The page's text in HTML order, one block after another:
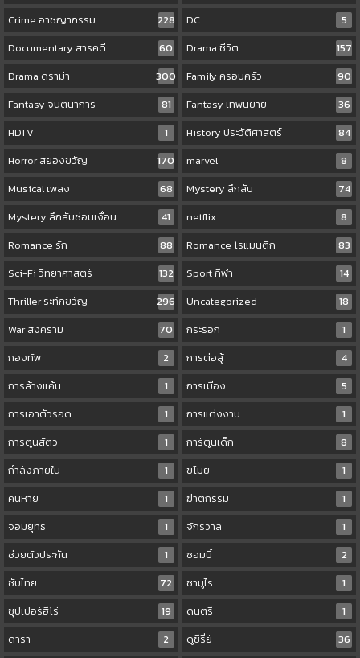
Crime อาชญากรรม
228 DC
5
Documentary สารคดี
60 Drama ชีวิต
157
Drama ดราม่า
300 Family ครอบครัว
90
Fantasy จินตนาการ
81 Fantasy เทพนิยาย
36
HDTV
1 History ประวัติศาสตร์
84
Horror สยองขวัญ
170 marvel
8
Musical เพลง
68 Mystery ลึกลับ
74
Mystery ลึกลับซ่อนเงื่อน
41 netflix
8
Romance รัก
88 Romance โรแมนติก
83
Sci-Fi วิทยาศาสตร์
132 Sport กีฬา
14
Thriller ระทึกขวัญ
296 Uncategorized
18
War สงคราม
70 กระรอก
1
กองทัพ
2 การต่อสู้
4
การล้างแค้น
1 การเมือง
5
การเอาตัวรอด
1 การแต่งงาน
1
การ์ตูนสัตว์
1 การ์ตูนเด็ก
8
กำลังภายใน
1 ขโมย
1
คนหาย
1 ฆ่าตกรรม
1
จอมยุทธ
1 จักรวาล
1
ช่วยตัวประกัน
1 ซอมบี้
2
ซับไทย
72 ซามูไร
1
ซุปเปอร์ฮีโร่
19 ดนตรี
1
ดารา
2 ดูซีรี่ย์
36